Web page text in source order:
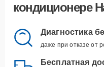
кондиционере
Диагностика
даже при отказе от
Бесплатная